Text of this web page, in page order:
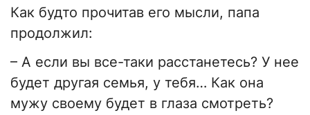
Как будто прочитав его мысли, папа
продолжил:
– А если вы все-таки расстанетесь? У нее
будет другая семья, у тебя… Как она
мужу своему будет в глаза смотреть?